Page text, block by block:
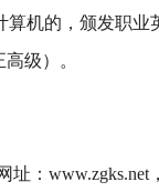
算机的，颁发职业
级）。
址： www.zgks.net